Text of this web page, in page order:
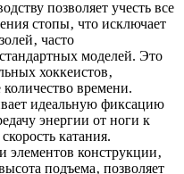
позволяет учесть все
стопы‚ что исключает
часто
моделей. Это
хоккеистов‚
времени.
идеальную фиксацию
энергии от ноги к
катания.
элементов конструкции‚
подъема‚ позволяет